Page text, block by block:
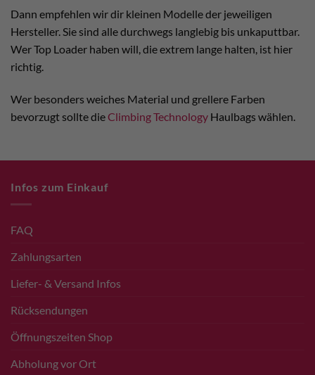
Dann empfehlen wir dir kleinen Modelle der jeweiligen
Hersteller. Sie sind alle durchwegs langlebig bis unkaputtbar.
Wer Top Loader haben will, die extrem lange halten, ist hier
richtig.
Wer besonders weiches Material und grellere Farben
bevorzugt sollte dieClimbing Technology Haulbags wählen.
Infos zum Einkauf
FAQ
Zahlungsarten
Liefer- & Versand Infos
Rücksendungen
Öffnungszeiten Shop
Abholung vor Ort